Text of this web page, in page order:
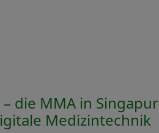
die MMA in
Medizintechnik